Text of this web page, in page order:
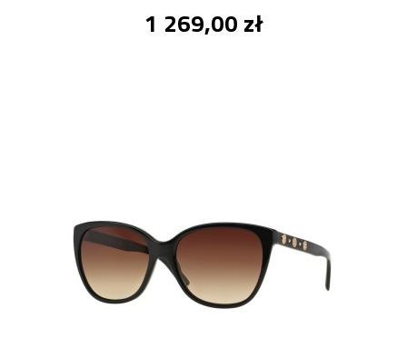
1 269,00 zł